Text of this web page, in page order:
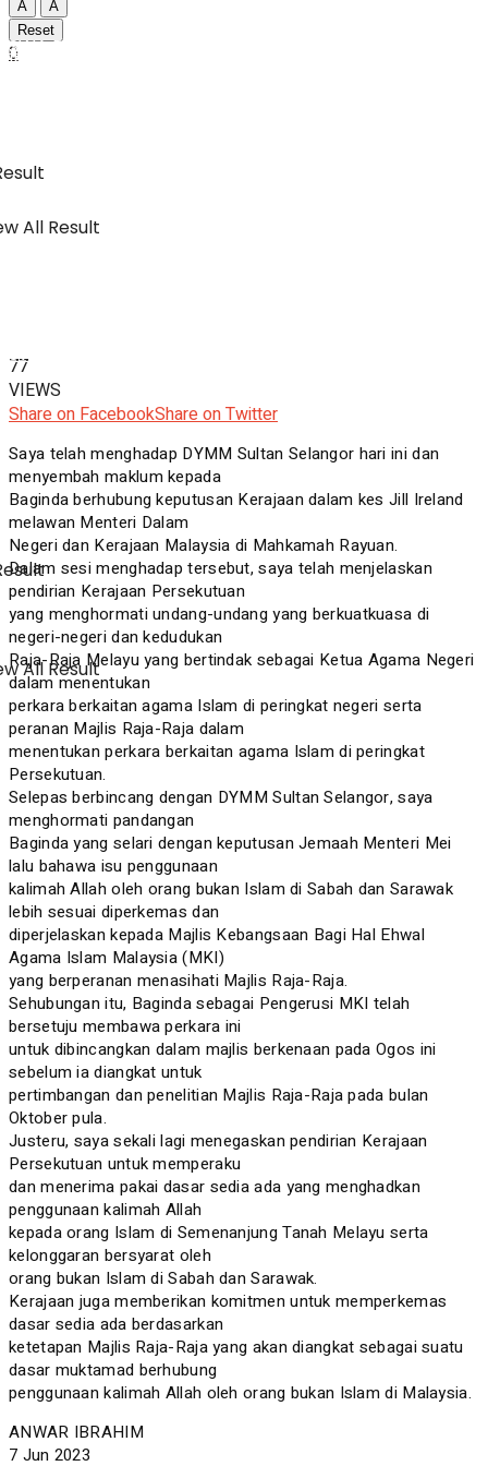
IBC
SWA Digital Malaysia
All Result
SWA Digital Malaysia
All Result
A
A
Reset
0
77
VIEWS
Share on FacebookShare on Twitter
Saya telah menghadap DYMM Sultan Selangor hari ini dan
menyembah maklum kepada
Baginda berhubung keputusan Kerajaan dalam kes Jill Ireland
melawan Menteri Dalam
Negeri dan Kerajaan Malaysia di Mahkamah Rayuan.
Dalam sesi menghadap tersebut, saya telah menjelaskan
pendirian Kerajaan Persekutuan
yang menghormati undang-undang yang berkuatkuasa di
negeri-negeri dan kedudukan
Raja-Raja Melayu yang bertindak sebagai Ketua Agama Negeri
dalam menentukan
perkara berkaitan agama Islam di peringkat negeri serta
peranan Majlis Raja-Raja dalam
menentukan perkara berkaitan agama Islam di peringkat
Persekutuan.
Selepas berbincang dengan DYMM Sultan Selangor, saya
menghormati pandangan
Baginda yang selari dengan keputusan Jemaah Menteri Mei
lalu bahawa isu penggunaan
kalimah Allah oleh orang bukan Islam di Sabah dan Sarawak
lebih sesuai diperkemas dan
diperjelaskan kepada Majlis Kebangsaan Bagi Hal Ehwal
Agama Islam Malaysia (MKI)
yang berperanan menasihati Majlis Raja-Raja.
Sehubungan itu, Baginda sebagai Pengerusi MKI telah
bersetuju membawa perkara ini
untuk dibincangkan dalam majlis berkenaan pada Ogos ini
sebelum ia diangkat untuk
pertimbangan dan penelitian Majlis Raja-Raja pada bulan
Oktober pula.
Justeru, saya sekali lagi menegaskan pendirian Kerajaan
Persekutuan untuk memperaku
dan menerima pakai dasar sedia ada yang menghadkan
penggunaan kalimah Allah
kepada orang Islam di Semenanjung Tanah Melayu serta
kelonggaran bersyarat oleh
orang bukan Islam di Sabah dan Sarawak.
Kerajaan juga memberikan komitmen untuk memperkemas
dasar sedia ada berdasarkan
ketetapan Majlis Raja-Raja yang akan diangkat sebagai suatu
dasar muktamad berhubung
penggunaan kalimah Allah oleh orang bukan Islam di Malaysia.
ANWAR IBRAHIM
7 Jun 2023